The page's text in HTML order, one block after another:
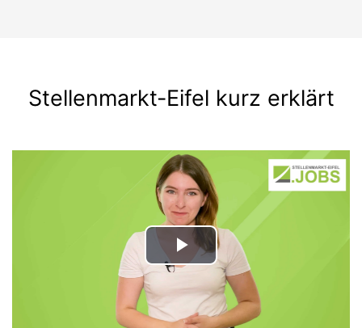
Stellenmarkt-Eifel kurz erklärt
Play
Video